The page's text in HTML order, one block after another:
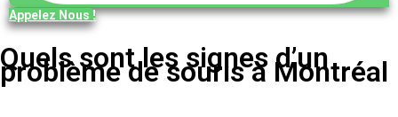
Appelez Nous !
Quels sont les signes d’un
problème de souris à Montréal